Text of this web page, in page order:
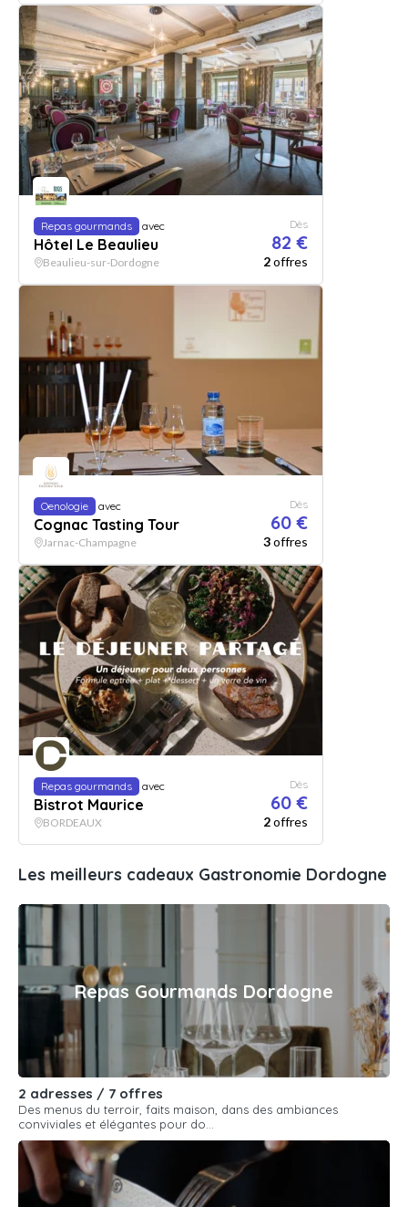
Repas gourmands avec
Hôtel Le Beaulieu
Dès
82 €
Beaulieu-sur-Dordogne 2offres
Oenologie avec
Cognac Tasting Tour
Dès
60 €
Jarnac-Champagne 3offres
Repas gourmands avec
Bistrot Maurice
Dès
60 €
BORDEAUX 2offres
Les meilleurs cadeaux Gastronomie Dordogne
Repas Gourmands Dordogne
2 adresses / 7 offres
Des menus du terroir, faits maison, dans des ambiances
conviviales et élégantes pour do...